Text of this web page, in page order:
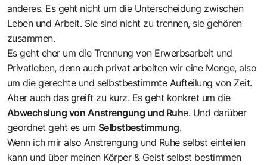
anderes. Es geht nicht um die Unterscheidung zwischen
Leben und Arbeit. Sie sind nicht zu trennen, sie gehören
zusammen.
Es geht eher um die Trennung von Erwerbsarbeit und
Privatleben, denn auch privat arbeiten wir eine Menge, also
um die gerechte und selbstbestimmte Aufteilung von Zeit.
Aber auch das greift zu kurz. Es geht konkret um die
Abwechslung von Anstrengung und Ruhe. Und darüber
geordnet geht es um Selbstbestimmung.
Wenn ich mir also Anstrengung und Ruhe selbst einteilen
kann und über meinen Körper & Geist selbst bestimmen